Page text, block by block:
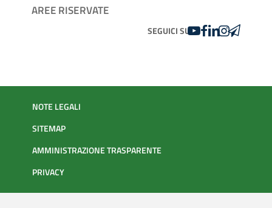
AREE RISERVATE
SEGUICI SUYOUTUBE
FACEBOOK
LINKEDIN
INSTAGRAM
NOTE LEGALI
SITEMAP
AMMINISTRAZIONE TRASPARENTE
PRIVACY